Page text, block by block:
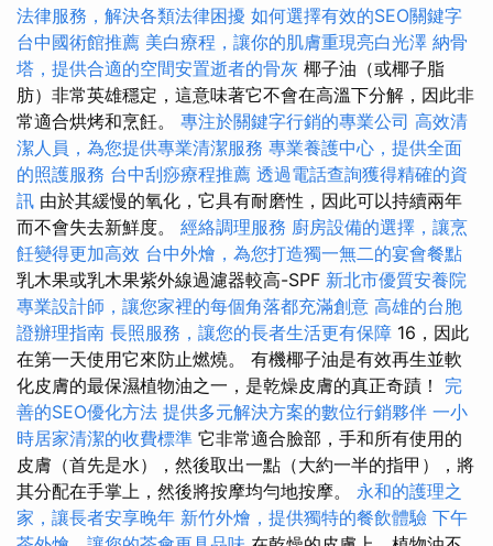
法律服務，解決各類法律困擾 如何選擇有效的SEO關鍵字
台中國術館推薦 美白療程，讓你的肌膚重現亮白光澤 納骨
塔，提供合適的空間安置逝者的骨灰 椰子油（或椰子脂
肪）非常英雄穩定，這意味著它不會在高溫下分解，因此非
常適合烘烤和烹飪。 專注於關鍵字行銷的專業公司 高效清
潔人員，為您提供專業清潔服務 專業養護中心，提供全面
的照護服務 台中刮痧療程推薦 透過電話查詢獲得精確的資
訊 由於其緩慢的氧化，它具有耐磨性，因此可以持續兩年
而不會失去新鮮度。 經絡調理服務 廚房設備的選擇，讓烹
飪變得更加高效 台中外燴，為您打造獨一無二的宴會餐點
乳木果或乳木果紫外線過濾器較高-SPF 新北市優質安養院
專業設計師，讓您家裡的每個角落都充滿創意 高雄的台胞
證辦理指南 長照服務，讓您的長者生活更有保障 16，因此
在第一天使用它來防止燃燒。 有機椰子油是有效再生並軟
化皮膚的最保濕植物油之一，是乾燥皮膚的真正奇蹟！ 完
善的SEO優化方法 提供多元解決方案的數位行銷夥伴 一小
時居家清潔的收費標準 它非常適合臉部，手和所有使用的
皮膚（首先是水），然後取出一點（大約一半的指甲），將
其分配在手掌上，然後將按摩均勻地按摩。 永和的護理之
家，讓長者安享晚年 新竹外燴，提供獨特的餐飲體驗 下午